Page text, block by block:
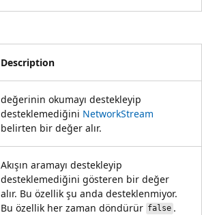
Description
değerinin okumayı destekleyip
desteklemediğini NetworkStream
belirten bir değer alır.
Akışın aramayı destekleyip
desteklemediğini gösteren bir değer
alır. Bu özellik şu anda desteklenmiyor.
Bu özellik her zaman döndürür false.